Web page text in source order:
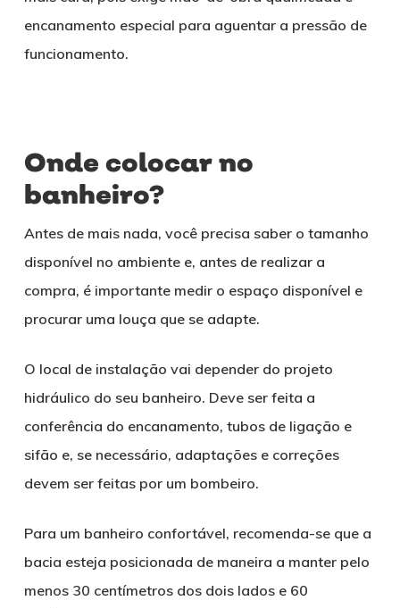
encanamento especial para aguentar a pressão de
funcionamento.
Onde colocar no
banheiro?
Antes de mais nada, você precisa saber o tamanho
disponível no ambiente e, antes de realizar a
compra, é importante medir o espaço disponível e
procurar uma louça que se adapte.
O local de instalação vai depender do projeto
hidráulico do seu banheiro. Deve ser feita a
conferência do encanamento, tubos de ligação e
sifão e, se necessário, adaptações e correções
devem ser feitas por um bombeiro.
Para um banheiro confortável, recomenda-se que a
bacia esteja posicionada de maneira a manter pelo
menos 30 centímetros dos dois lados e 60